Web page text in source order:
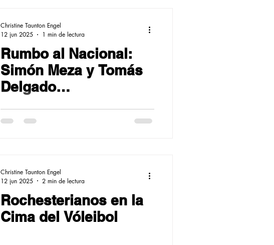
Rumbo al Nacional:
Simón Meza y Tomás
Delgado
Rochester en Ibagué
Christine Taunton Engel
12 jun 2025
1 min de lectura
Rochesterianos en la
Cima del Vóleibol
Christine Taunton Engel
12 jun 2025
2 min de lectura